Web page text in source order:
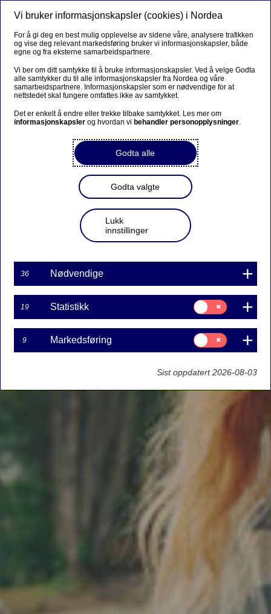
Vi bruker informasjonskapsler (cookies) i Nordea
For å gi deg en best mulig opplevelse av sidene våre, analysere trafikken
og vise deg relevant markedsføring bruker vi informasjonskapsler, både
egne og fra eksterne samarbeidspartnere.
Vi ber om ditt samtykke til å bruke informasjonskapsler. Ved å velge Godta
alle samtykker du til alle informasjonskapsler fra Nordea og våre
samarbeidspartnere. Informasjonskapsler som er nødvendige for at
nettstedet skal fungere omfattes ikke av samtykket.
Det er enkelt å endre eller trekke tilbake samtykket. Les mer om
informasjonskapsler og hvordan vi behandler personopplysninger.
Godta alle
Godta valgte
Lukk
innstillinger
36 Nødvendige
19 Statistikk
Samtykke
til:
Statistikk
9 Markedsføring
Samtykke
til:
Markedsføring
Sist oppdatert 2026-08-03